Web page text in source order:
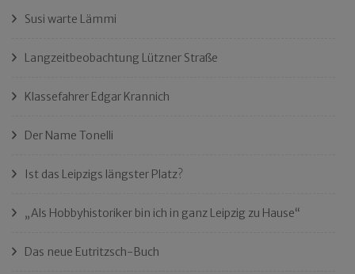
Susi warte Lämmi
Langzeitbeobachtung Lützner Straße
Klassefahrer Edgar Krannich
Der Name Tonelli
Ist das Leipzigs längster Platz?
„Als Hobbyhistoriker bin ich in ganz Leipzig zu Hause“
Das neue Eutritzsch-Buch